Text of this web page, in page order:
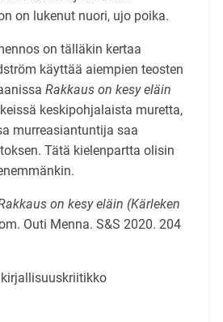
on lukenut nuori, ujo poika.
on tälläkin kertaa
käyttää aiempien teosten
Rakkaus on kesy eläin
keskipohjalaista muretta,
murreasiantuntija saa
Tätä kielenpartta olisin
on kesy eläin (Kärleken
Outi Menna. S&S 2020. 204